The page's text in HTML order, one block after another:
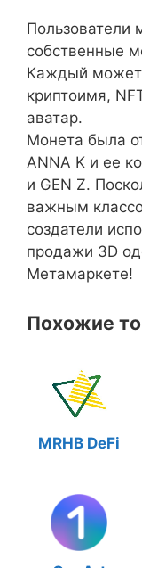
Пользователи
собственные
Каждый может
криптоимя,
аватар.
Монета была
ANNA K и ее
и GEN Z.
важным
создатели
продажи 3D
Метамаркете!
Похожие
MRHB DeFi